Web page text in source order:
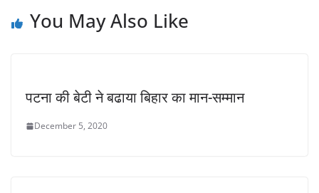
You May Also Like
पटना की बेटी ने बढाया बिहार का मान-सम्मान
December 5, 2020